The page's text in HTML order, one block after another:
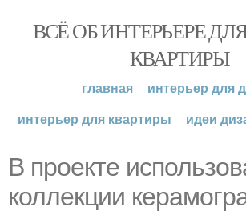
ВСЁ ОБ ИНТЕРЬЕРЕ
КВАРТИРЫ
главная
интерьер для
интерьер для квартиры
идеи
В проекте
коллекции